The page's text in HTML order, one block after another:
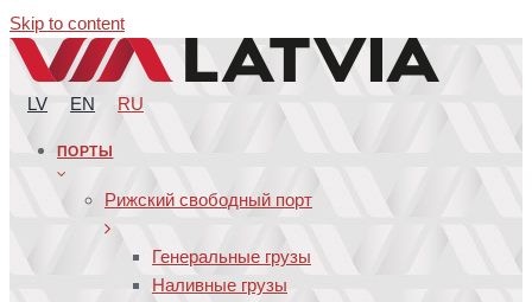
Skip to content
LV EN RU
ПОРТЫ
Рижский свободный порт
Генеральные грузы
Наливные грузы